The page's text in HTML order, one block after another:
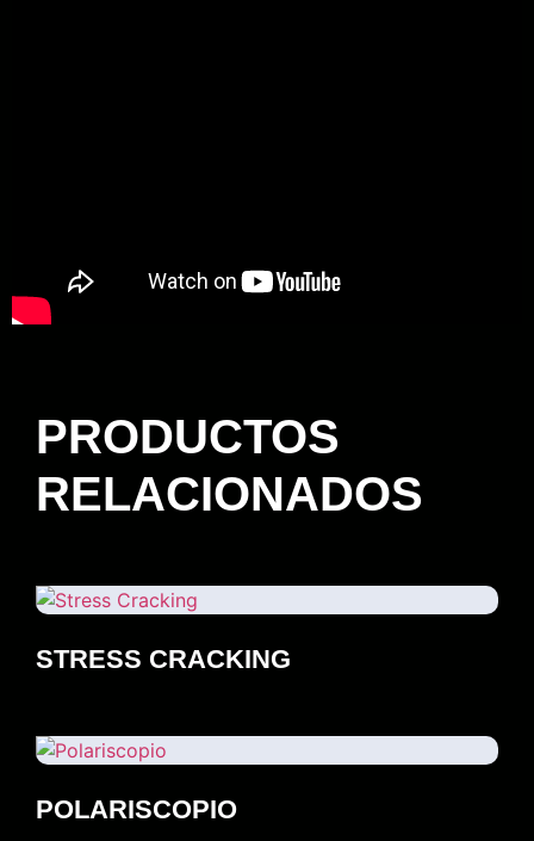
PRODUCTOS
RELACIONADOS
STRESS CRACKING
POLARISCOPIO